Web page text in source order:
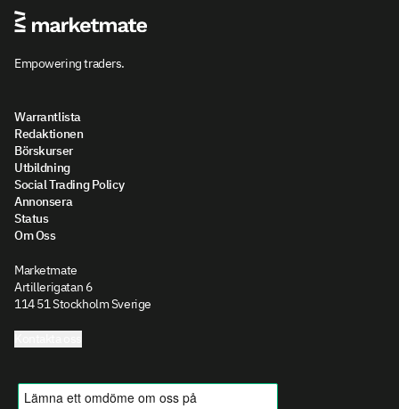
Empowering traders.
Warrantlista
Redaktionen
Börskurser
Utbildning
Social Trading Policy
Annonsera
Status
Om Oss
Marketmate
Artillerigatan 6
114 51 Stockholm Sverige